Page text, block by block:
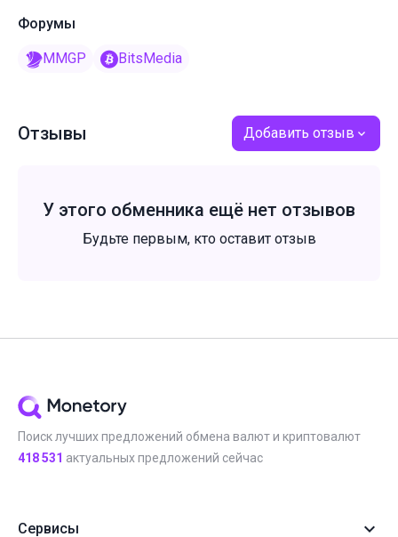
Форумы
MMGP BitsMedia
Отзывы Добавить отзыв
У этого обменника ещё нет отзывов
Будьте первым, кто оставит отзыв
Поиск лучших предложений обмена валют и криптовалют
418 531 актуальных предложений сейчас
Сервисы